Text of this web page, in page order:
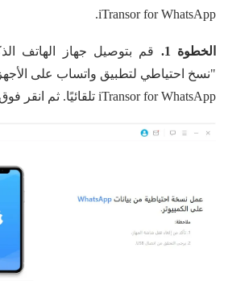
iTransor for WhatsApp.
الخطوة 1.
قم بتوصيل جهاز الهاتف
"نسخ احتياطي لتطبيق واتساب على
iTransor for WhatsApp تلقائيًا. ثم انقر فوق "نسخ احتياطي"